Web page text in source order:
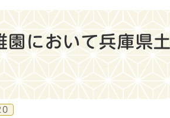
園において兵庫県